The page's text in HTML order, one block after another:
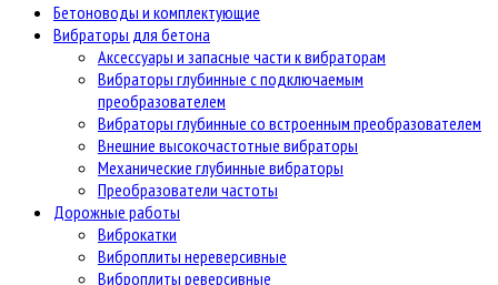
Бетоноводы и комплектующие
Вибраторы для бетона
Аксессуары и запасные части к вибраторам
Вибраторы глубинные с подключаемым
преобразователем
Вибраторы глубинные со встроенным преобразователем
Внешние высокочастотные вибраторы
Механические глубинные вибраторы
Преобразователи частоты
Дорожные работы
Виброкатки
Виброплиты нереверсивные
Виброплиты реверсивные